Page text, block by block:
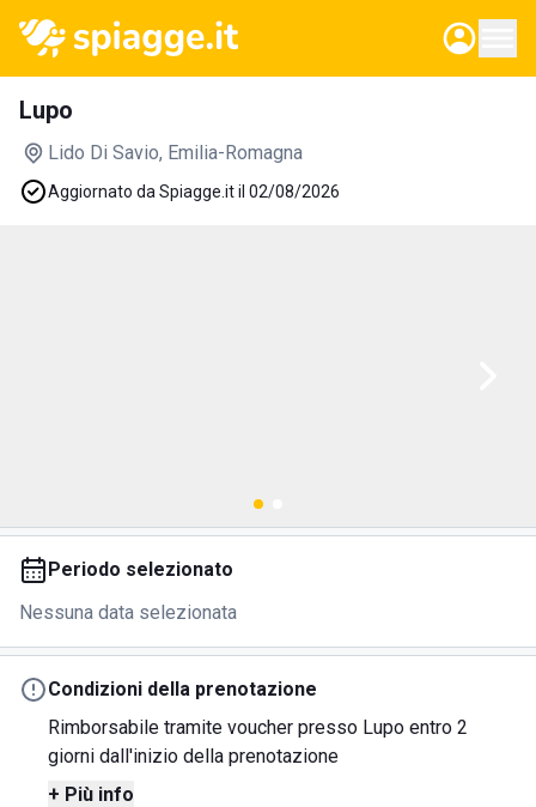
Lupo
Lido Di Savio, Emilia-Romagna
Aggiornato da Spiagge.it il 02/08/2026
Periodo selezionato
Nessuna data selezionata
Condizioni della prenotazione
Rimborsabile tramite voucher presso Lupo entro 2
giorni dall'inizio della prenotazione
+ Più info